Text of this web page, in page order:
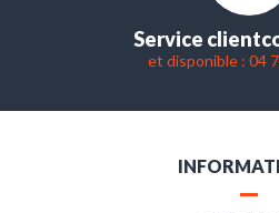
Service client
et disponible : 04